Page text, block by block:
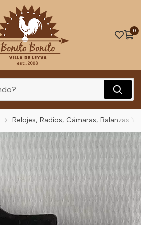
0
Relojes, Radios, Cámaras, Balanzas Y